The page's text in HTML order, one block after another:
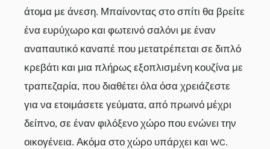
άτομα με άνεση. Μπαίνοντας στο σπίτι θα βρείτε
ένα ευρύχωρο και φωτεινό σαλόνι με έναν
αναπαυτικό καναπέ που μετατρέπεται σε διπλό
κρεβάτι και μια πλήρως εξοπλισμένη κουζίνα με
τραπεζαρία, που διαθέτει όλα όσα χρειάζεστε
για να ετοιμάσετε γεύματα, από πρωινό μέχρι
δείπνο, σε έναν φιλόξενο χώρο που ενώνει την
οικογένεια. Ακόμα στο χώρο υπάρχει και WC.